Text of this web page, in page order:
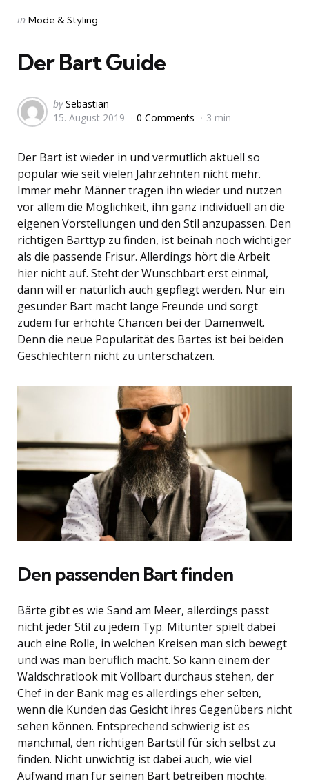
Categories
Posted
in Mode & Styling
Der Bart Guide
Posted
by
by Sebastian
15. August 2019
0 Comments 3 min
Der Bart ist wieder in und vermutlich aktuell so
populär wie seit vielen Jahrzehnten nicht mehr.
Immer mehr Männer tragen ihn wieder und nutzen
vor allem die Möglichkeit, ihn ganz individuell an die
eigenen Vorstellungen und den Stil anzupassen. Den
richtigen Barttyp zu finden, ist beinah noch wichtiger
als die passende Frisur. Allerdings hört die Arbeit
hier nicht auf. Steht der Wunschbart erst einmal,
dann will er natürlich auch gepflegt werden. Nur ein
gesunder Bart macht lange Freunde und sorgt
zudem für erhöhte Chancen bei der Damenwelt.
Denn die neue Popularität des Bartes ist bei beiden
Geschlechtern nicht zu unterschätzen.
Den passenden Bart finden
Bärte gibt es wie Sand am Meer, allerdings passt
nicht jeder Stil zu jedem Typ. Mitunter spielt dabei
auch eine Rolle, in welchen Kreisen man sich bewegt
und was man beruflich macht. So kann einem der
Waldschratlook mit Vollbart durchaus stehen, der
Chef in der Bank mag es allerdings eher selten,
wenn die Kunden das Gesicht ihres Gegenübers nicht
sehen können. Entsprechend schwierig ist es
manchmal, den richtigen Bartstil für sich selbst zu
finden. Nicht unwichtig ist dabei auch, wie viel
Aufwand man für seinen Bart betreiben möchte.